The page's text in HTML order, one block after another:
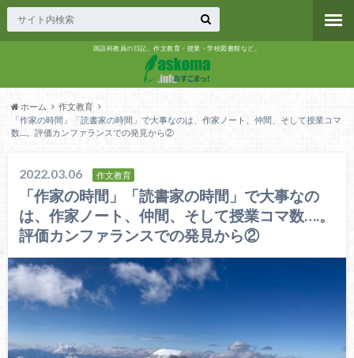
国語科教員の日記。作文教育・授業・学校図書館など。
ホーム
作文教育
「作家の時間」「読書家の時間」で大事なのは、作家ノート、仲間、そして授業コマ
数....。評価カンファランスでの発見から②
2022.03.06 作文教育
「作家の時間」「読書家の時間」で大事なの
は、作家ノート、仲間、そして授業コマ数….。
評価カンファランスでの発見から②